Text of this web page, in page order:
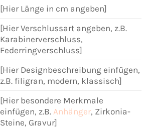
[Hier Länge in cm angeben]
[Hier Verschlussart angeben, z.B.
Karabinerverschluss,
Federringverschluss]
[Hier Designbeschreibung einfügen,
z.B. filigran, modern, klassisch]
[Hier besondere Merkmale
einfügen, z.B. Anhänger, Zirkonia-
Steine, Gravur]